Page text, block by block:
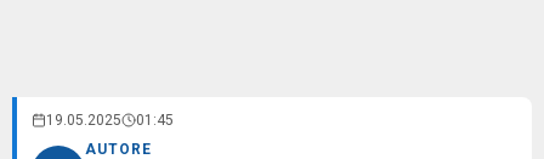
19.05.2025 01:45
AUTORE